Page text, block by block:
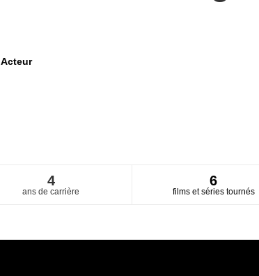
Acteur
4
ans de carrière
6
films et séries tournés